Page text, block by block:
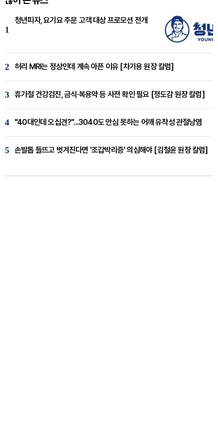
1
청년피자, 요기요 주문 고객 대상 프로모션 전개
2 허리 MRI는 정상인데 계속 아픈 이유 [차기용 원장 칼럼]
3 휴가철 건강검진, 금식·복용약 등 사전 확인 필요 [정도감 원장 칼럼]
4 "40대인데 오십견?"...3040도 안심 못하는 어깨 유착성 관절낭염
5 손발톱 들뜨고 벗겨진다면 '조갑박리증' 의심해야 [김철윤 원장 칼럼]